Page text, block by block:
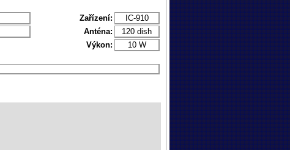
Zařízení:
IC-910
Anténa:
120 dish
Výkon:
10 W